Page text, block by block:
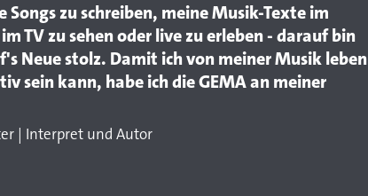
Songs zu schreiben, meine Musik-Texte im
TV zu sehen oder live zu erleben - darauf bin
Neue stolz. Damit ich von meiner Musik leben
sein kann, habe ich die GEMA an meiner
| Interpret und Autor